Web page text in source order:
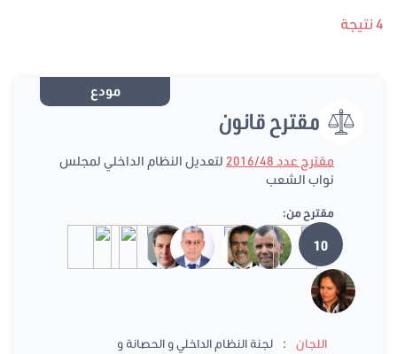
4 نتيجة
مودع
مقترح قانون
مقترح عدد 2016/48
لتعديل النظام الداخلي لمجلس
نواب الشعب
مقترح من:
10
اللجان :
لجنة النظام الداخلي و الحصانة و